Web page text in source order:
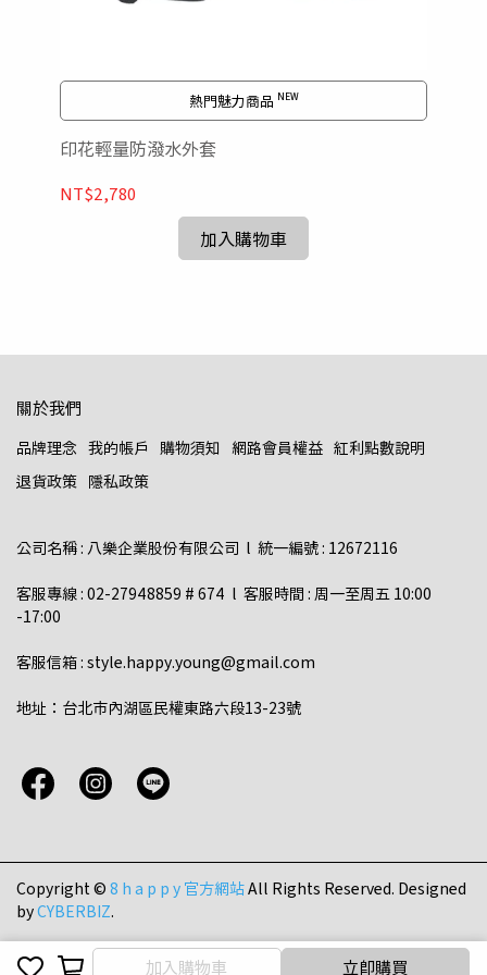
取消 完成
加入購物車 立即購買
熱門魅力商品 ᴺᴱᵂ
印花輕量防潑水外套
NT$2,780
加入購物車
關於我們
品牌理念 我的帳戶 購物須知 網路會員權益 紅利點數說明
退貨政策 隱私政策
公司名稱 : 八樂企業股份有限公司  l  統一編號 : 12672116
客服專線 : 02-27948859 # 674  l  客服時間 : 周一至周五 10:00
-17:00
客服信箱 : style.happy.young@gmail.com
地址：台北市內湖區民權東路六段13-23號
Copyright © 8 h a p p y 官方網站All Rights Reserved. Designed
byCYBERBIZ.